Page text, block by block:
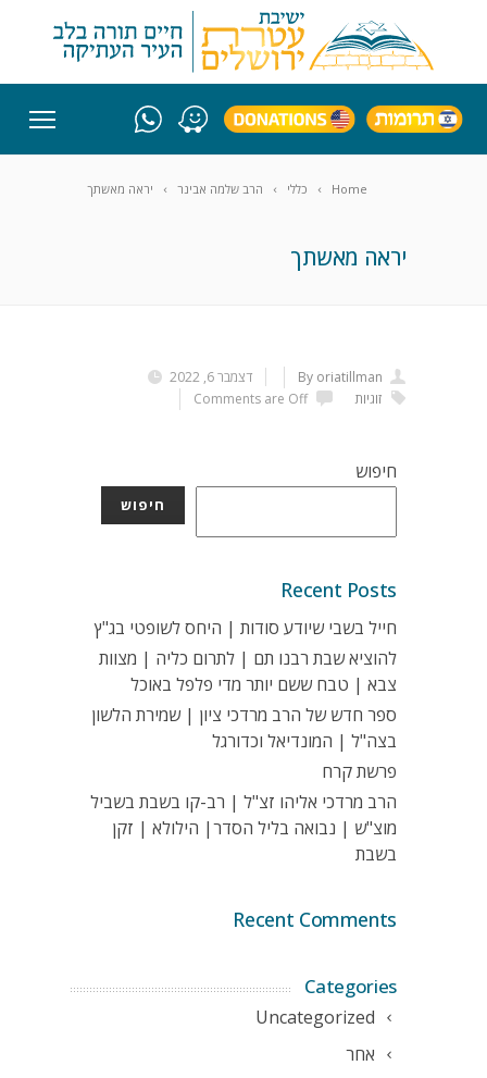
Home כללי הרב שלמה אבינר יראה מאשתך
יראה מאשתך
דצמבר 6, 2022
By oriatillman
Comments are Off
זוגיות
חיפוש
חיפוש
Recent Posts
חייל בשבי שיודע סודות | היחס לשופטי בג"ץ
להוציא שבת רבנו תם | לתרום כליה | מצוות
צבא | טבח ששם יותר מדי פלפל באוכל
ספר חדש של הרב מרדכי ציון | שמירת הלשון
בצה"ל | המונדיאל וכדורגל
פרשת קרח
הרב מרדכי אליהו זצ"ל | רב-קו בשבת בשביל
מוצ"ש | נבואה בליל הסדר| הילולא | זקן
בשבת
Recent Comments
Categories
Uncategorized
אחר